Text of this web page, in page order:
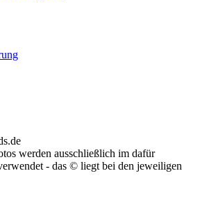
werden ausschließlich im dafür
- das © liegt bei den jeweiligen